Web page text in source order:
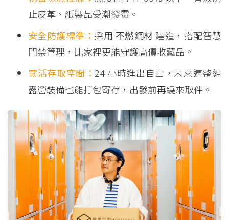
止皮革、紙製品受潮發霉。
安全防護標準：採用 不燃鋼材 建造，搭配智慧
門禁管理，比家裡更能守護高價收藏品。
靈活存取空間： 24 小時進出自由，未來連整組
露營裝備也能打包寄存，出發前再繞來取件。